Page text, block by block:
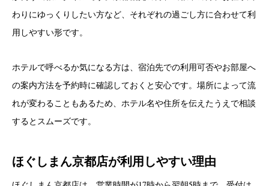
わりにゆっくりしたい方など、それぞれの過ごし方に合わせて利
用しやすい形です。
ホテルで呼べるか気になる方は、宿泊先での利用可否やお部屋へ
の案内方法を予約時に確認しておくと安心です。場所によって流
れが変わることもあるため、ホテル名や住所を伝えたうえで相談
するとスムーズです。
ほぐしまん京都店が利用しやすい理由